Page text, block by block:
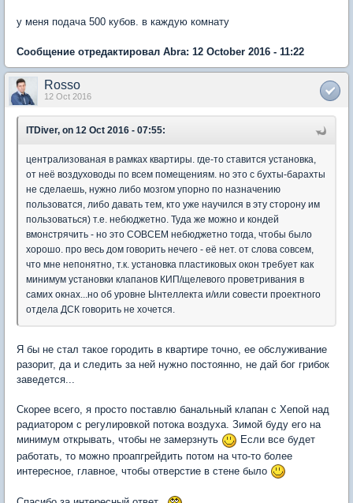
у меня подача 500 кубов. в каждую комнату
Сообщение отредактировал Abra: 12 October 2016 - 11:22
Rosso
12 Oct 2016
ITDiver, on 12 Oct 2016 - 07:55:
централизованая в рамках квартиры. где-то ставится установка,
от неё воздуховоды по всем помещениям. но это с бухты-барахты
не сделаешь, нужно либо мозгом упорно по назначению
пользоватся, либо давать тем, кто уже научился в эту сторону им
пользоваться) т.е. небюджетно. Туда же можно и кондей
вмонстрячить - но это СОВСЕМ небюджетно тогда, чтобы было
хорошо. про весь дом говорить нечего - её нет. от слова совсем,
что мне непонятно, т.к. установка пластиковых окон требует как
минимум установки клапанов КИП/щелевого проветривания в
самих окнах...но об уровне Ынтеллекта и/или совести проектного
отдела ДСК говорить не хочется.
Я бы не стал такое городить в квартире точно, ее обслуживание
разорит, да и следить за ней нужно постоянно, не дай бог грибок
заведется...
Скорее всего, я просто поставлю банальный клапан с Хепой над
радиатором с регулировкой потока воздуха. Зимой буду его на
минимум открывать, чтобы не замерзнуть
Если все будет
работать, то можно проапгрейдить потом на что-то более
интересное, главное, чтобы отверстие в стене было